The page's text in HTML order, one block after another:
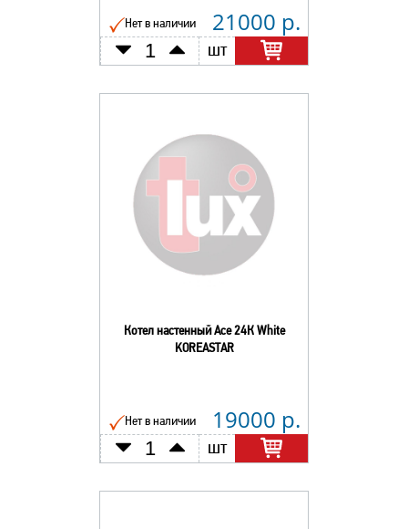
Нет в наличии 21000 р.
шт
Котел настенный Асе 24К White
KOREASTAR
Нет в наличии 19000 р.
шт